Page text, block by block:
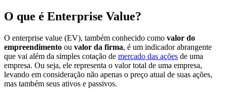
O que é Enterprise Value?
O enterprise value (EV), também conhecido como valor do
empreendimento ou valor da firma, é um indicador abrangente
que vai além da simples cotação de mercado das ações de uma
empresa. Ou seja, ele representa o valor total de uma empresa,
levando em consideração não apenas o preço atual de suas ações,
mas também seus ativos e passivos.